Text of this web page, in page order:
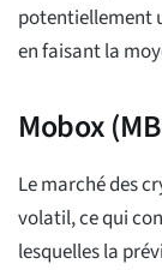
potentiellement
en faisant la
Mobox
Le marché des
volatil, ce qui
lesquelles la